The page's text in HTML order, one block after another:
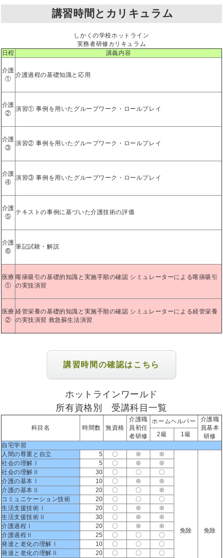
講習時間とカリキュラム
しかくの学校ホットライン
実務者研修カリキュラム
日程
講義内容
介護
①
介護過程の基礎知識と応用
介護
②
演習① 事例を用いたグループワーク・ロールプレイ
介護
③
演習② 事例を用いたグループワーク・ロールプレイ
介護
④
演習③ 事例を用いたグループワーク・ロールプレイ
介護
⑤
テキストの事例に基づいた介護技術の評価
介護
⑥
筆記試験・解説
医療
①
喀痰吸引の基礎的知識と実施手順の確認 シミュレーターによる喀痰吸引
の実技演習
医療
②
経管栄養の基礎的知識と実施手順の確認 シミュレーターによる経管栄養
の実技演習 救急蘇生法演習
講習時間の確認はこちら
ホットラインワールド
所有資格別 受講科目一覧
科目名 時間数 無資格
介護職
員初任
者研修
ホームヘルパー
介護職
員基本
研修
2級
1級
自宅学習
人間の尊重と自立
5 〇 ※ ※
免除 免除
社会の理解Ⅰ 5 〇 ※
※
社会の理解Ⅱ
30 〇 〇
〇
介護の基本Ⅰ
10 〇 ※
※
介護の基本Ⅱ
20 〇 〇
※
コミュニケーション技術
20 〇 〇
〇
生活支援技術Ⅰ
20 〇 ※
※
生活支援技術Ⅱ
30 〇 ※
※
介護過程Ⅰ
20 〇 ※
※
介護過程Ⅱ
25 〇 〇
〇
発達と老化の理解Ⅰ
10 〇 〇
〇
発達と老化の理解Ⅱ
20 〇 〇 〇